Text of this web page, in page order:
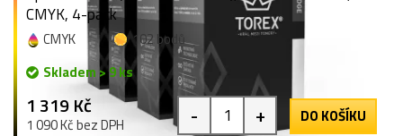
CMYK, 4-pack
CMYK
102 bodů
Skladem > 9 ks
1 319 Kč
1 090 Kč bez DPH - + DO KOŠÍKU